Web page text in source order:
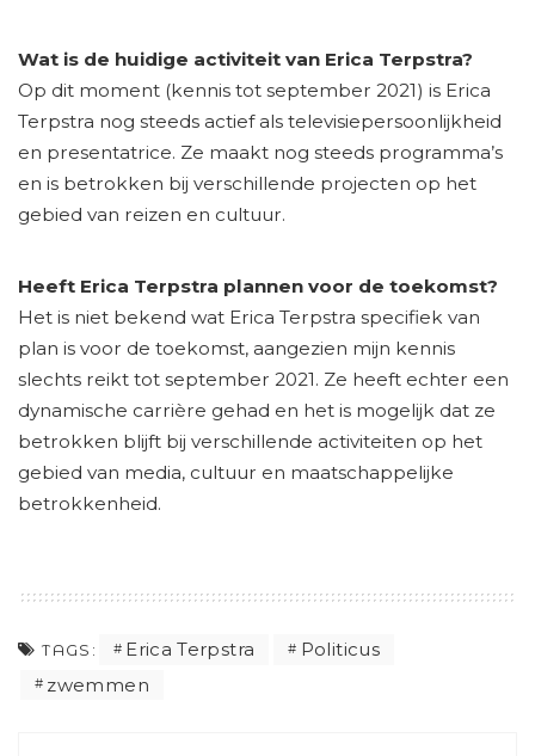
Wat is de huidige activiteit van Erica Terpstra?
Op dit moment (kennis tot september 2021) is Erica
Terpstra nog steeds actief als televisiepersoonlijkheid
en presentatrice. Ze maakt nog steeds programma’s
en is betrokken bij verschillende projecten op het
gebied van reizen en cultuur.
Heeft Erica Terpstra plannen voor de toekomst?
Het is niet bekend wat Erica Terpstra specifiek van
plan is voor de toekomst, aangezien mijn kennis
slechts reikt tot september 2021. Ze heeft echter een
dynamische carrière gehad en het is mogelijk dat ze
betrokken blijft bij verschillende activiteiten op het
gebied van media, cultuur en maatschappelijke
betrokkenheid.
TAGS: Erica Terpstra
Politicus
zwemmen